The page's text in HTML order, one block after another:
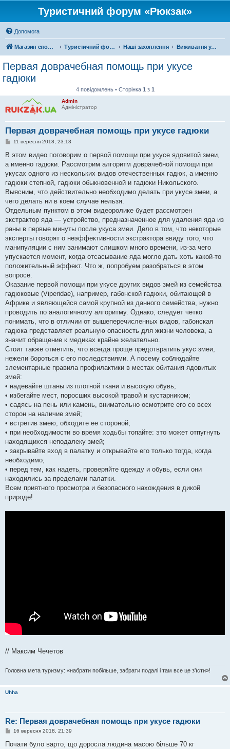
Туристичний форум «Рюкзак»
Допомога
Магазин спорядження Туристичний форум «Рюкзак» Наші захоплення Виживання у дикій природі
Первая доврачебная помощь при укусе
гадюки
4 повідомлень • Сторінка 1 з 1
Admin
Адміністратор
Первая доврачебная помощь при укусе гадюки
П
в
д
о
м
л
е
н
я
11 вересня 2018, 23:13
В этом видео поговорим о первой помощи при укусе ядовитой змеи,
а именно гадюки. Рассмотрим алгоритм доврачебной помощи при
укусах одного из нескольких видов отечественных гадюк, а именно
гадюки степной, гадюки обыкновенной и гадюки Никольского.
Выясним, что действительно необходимо делать при укусе змеи, а
чего делать ни в коем случае нельзя.
Отдельным пунктом в этом видеоролике будет рассмотрен
экстрактор яда — устройство, предназначенное для удаления яда из
раны в первые минуты после укуса змеи. Дело в том, что некоторые
эксперты говорят о неэффективности экстрактора ввиду того, что
манипуляции с ним занимают слишком много времени, из-за чего
упускается момент, когда отсасывание яда могло дать хоть какой-то
положительный эффект. Что ж, попробуем разобраться в этом
вопросе.
Оказание первой помощи при укусе других видов змей из семейства
гадюковые (Viperidae), например, габонской гадюки, обитающей в
Африке и являющейся самой крупной из данного семейства, нужно
проводить по аналогичному алгоритму. Однако, следует четко
понимать, что в отличии от вышеперечисленных видов, габонская
гадюка представляет реальную опасность для жизни человека, а
значит обращение к медиках крайне желательно.
Стоит также отметить, что всегда проще предотвратить укус змеи,
нежели бороться с его последствиями. А посему соблюдайте
элементарные правила профилактики в местах обитания ядовитых
змей:
• надевайте штаны из плотной ткани и высокую обувь;
• избегайте мест, поросших высокой травой и кустарником;
• садясь на пень или камень, внимательно осмотрите его со всех
сторон на наличие змей;
• встретив змею, обходите ее стороной;
• при необходимости во время ходьбы топайте: это может отпугнуть
находящихся неподалеку змей;
• закрывайте вход в палатку и открывайте его только тогда, когда
необходимо;
• перед тем, как надеть, проверяйте одежду и обувь, если они
находились за пределами палатки.
Всем приятного просмотра и безопасного нахождения в дикой
природе!
// Максим Чечетов
Головна мета туризму: «набрати побільше, забрати подалі і там все це з'їсти»!
Uhha
Re: Первая доврачебная помощь при укусе гадюки
П
в
16 вересня 2018, 21:39
Почати було варто, що доросла людина масою більше 70 кг